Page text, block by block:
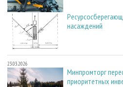
23.03.2026
насаждений
23.03.2026
Минпромторг
приоритетных